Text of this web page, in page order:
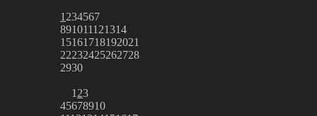
1 234567
891011121314
15161718192021
22232425262728
2930
1 23
45678910